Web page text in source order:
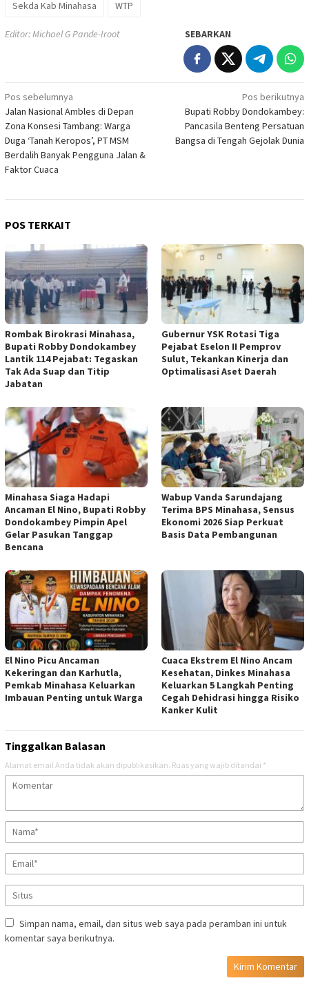
Sekda Kab Minahasa
WTP
Editor: Michael G Pande-Iroot SEBARKAN
Navigasi
pos
Pos sebelumnya
Jalan Nasional Ambles di Depan
Zona Konsesi Tambang: Warga
Duga ‘Tanah Keropos’, PT MSM
Berdalih Banyak Pengguna Jalan &
Faktor Cuaca
Pos berikutnya
Bupati Robby Dondokambey:
Pancasila Benteng Persatuan
Bangsa di Tengah Gejolak Dunia
POS TERKAIT
Rombak Birokrasi Minahasa,
Bupati Robby Dondokambey
Lantik 114 Pejabat: Tegaskan
Tak Ada Suap dan Titip
Jabatan
Gubernur YSK Rotasi Tiga
Pejabat Eselon II Pemprov
Sulut, Tekankan Kinerja dan
Optimalisasi Aset Daerah
Minahasa Siaga Hadapi
Ancaman El Nino, Bupati Robby
Dondokambey Pimpin Apel
Gelar Pasukan Tanggap
Bencana
Wabup Vanda Sarundajang
Terima BPS Minahasa, Sensus
Ekonomi 2026 Siap Perkuat
Basis Data Pembangunan
El Nino Picu Ancaman
Kekeringan dan Karhutla,
Pemkab Minahasa Keluarkan
Imbauan Penting untuk Warga
Cuaca Ekstrem El Nino Ancam
Kesehatan, Dinkes Minahasa
Keluarkan 5 Langkah Penting
Cegah Dehidrasi hingga Risiko
Kanker Kulit
Tinggalkan Balasan
Alamat email Anda tidak akan dipublikasikan. Ruas yang wajib ditandai *
Simpan nama, email, dan situs web saya pada peramban ini untuk
komentar saya berikutnya.